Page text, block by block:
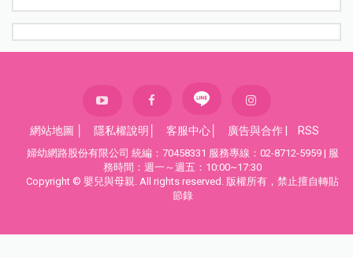
網站地圖 隱私權說明 客服中心 廣告與合作 RSS
婦幼網路股份有限公司 統編：70458331 服務專線：02-8712-5959 | 服
務時間：週一～週五：10:00~17:30
Copyright © 嬰兒與母親. All rights reserved. 版權所有，禁止擅自轉貼
節錄